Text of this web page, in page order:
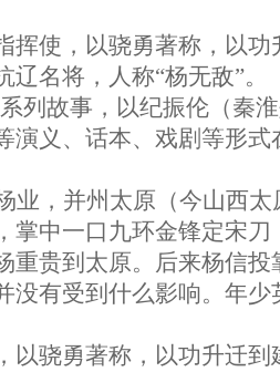
挥使，以骁勇著称，以
辽名将，人称“杨无敌”。
列故事，以纪振伦（秦
演义、话本、戏剧等形
业，并州太原（今山西太
掌中一口九环金锋定宋
重贵到太原。后来杨信
没有受到什么影响。年
以骁勇著称，以功升迁